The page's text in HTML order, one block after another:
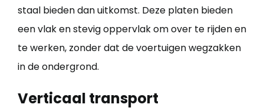
staal bieden dan uitkomst. Deze platen bieden
een vlak en stevig oppervlak om over te rijden en
te werken, zonder dat de voertuigen wegzakken
in de ondergrond.
Verticaal transport